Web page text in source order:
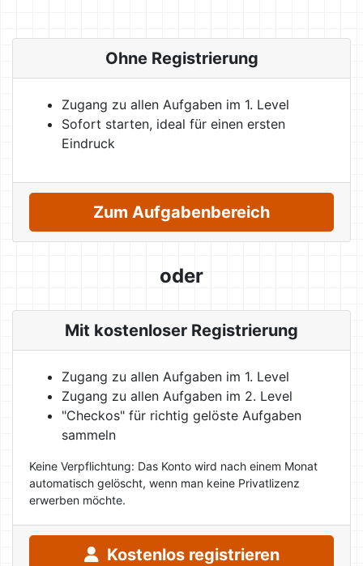
Ohne Registrierung
Zugang zu allen Aufgaben im 1. Level
Sofort starten, ideal für einen ersten
Eindruck
Zum Aufgabenbereich
oder
Mit kostenloser Registrierung
Zugang zu allen Aufgaben im 1. Level
Zugang zu allen Aufgaben im 2. Level
"Checkos" für richtig gelöste Aufgaben
sammeln
Keine Verpflichtung: Das Konto wird nach einem Monat
automatisch gelöscht, wenn man keine Privatlizenz
erwerben möchte.
Kostenlos registrieren